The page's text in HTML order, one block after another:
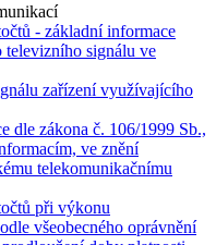
- základní informace
televizního signálu ve
zařízení využívajícího
dle zákona č. 106/1999 Sb.,
ve znění
telekomunikačnímu
při výkonu
všeobecného oprávnění